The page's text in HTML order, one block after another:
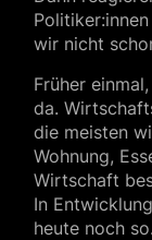
wir nicht
Früher
da.
die meisten
Wohnung,
Wirtschaft
In
heute noch so.